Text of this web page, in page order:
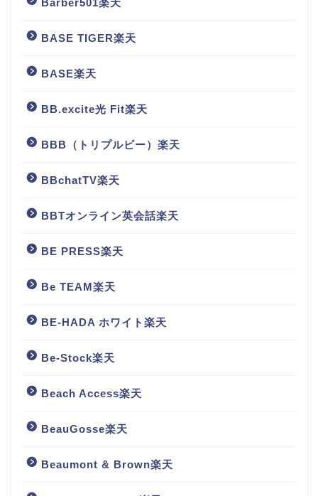
BASE TIGER楽天
BASE楽天
BB.excite光 Fit楽天
BBB（トリプルビー）楽天
BBchatTV楽天
BBTオンライン英会話楽天
BE PRESS楽天
Be TEAM楽天
BE-HADA ホワイト楽天
Be-Stock楽天
Beach Access楽天
BeauGosse楽天
Beaumont & Brown楽天